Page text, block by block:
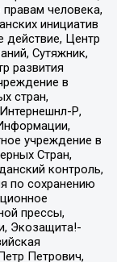
человека,
инициатив
действие, Центр
Сутяжник,
развития
в
стран,
Р,
учреждение в
Стран,
контроль,
по сохранению
прессы,
Экозащита!-
Петрович,